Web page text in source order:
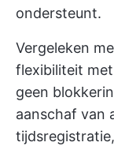
ondersteunt.
Vergeleken
flexibiliteit
geen
aanschaf van